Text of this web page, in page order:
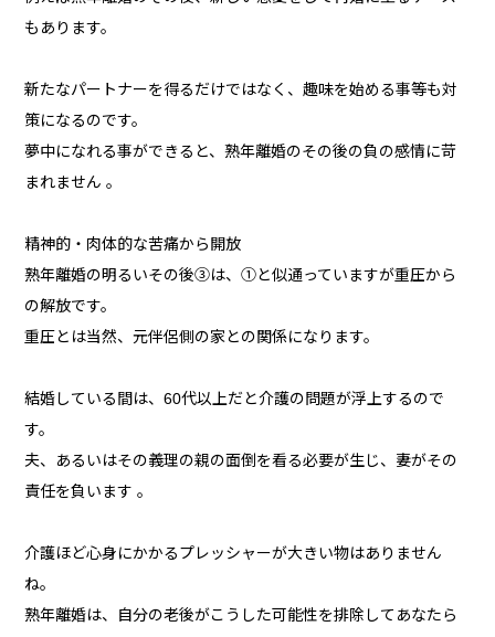
もあります。
新たなパートナーを得るだけではなく、趣味を始める事等も対
策になるのです。
夢中になれる事ができると、熟年離婚のその後の負の感情に苛
まれません 。
精神的・肉体的な苦痛から開放
熟年離婚の明るいその後③は、①と似通っていますが重圧から
の解放です。
重圧とは当然、元伴侶側の家との関係になります。
結婚している間は、60代以上だと介護の問題が浮上するので
す。
夫、あるいはその義理の親の面倒を看る必要が生じ、妻がその
責任を負います 。
介護ほど心身にかかるプレッシャーが大きい物はありません
ね。
熟年離婚は、自分の老後がこうした可能性を排除してあなたら